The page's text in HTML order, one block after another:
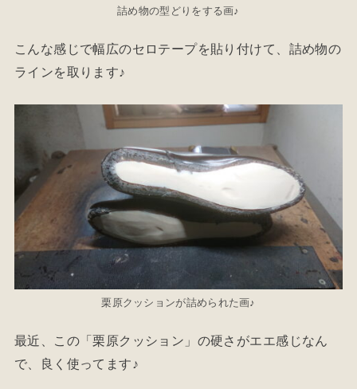
詰め物の型どりをする画♪
こんな感じで幅広のセロテープを貼り付けて、詰め物の
ラインを取ります♪
栗原クッションが詰められた画♪
最近、この「栗原クッション」の硬さがエエ感じなん
で、良く使ってます♪